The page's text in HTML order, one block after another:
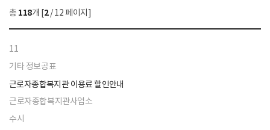
선
택
총 118개 [2/ 12 페이지]
11
기타 정보공표
근로자종합복지관 이용료 할인안내
근로자종합복지관사업소
수시